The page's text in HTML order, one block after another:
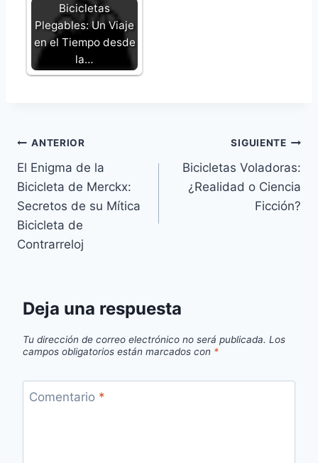
Bicicletas
Plegables: Un Viaje
en el Tiempo desde
la…
Navegación
de
entradas
ANTERIOR
El Enigma de la
Bicicleta de Merckx:
Secretos de su Mítica
Bicicleta de
Contrarreloj
SIGUIENTE
Bicicletas Voladoras:
¿Realidad o Ciencia
Ficción?
Deja una respuesta
Tu dirección de correo electrónico no será publicada. Los
campos obligatorios están marcados con *
Comentario *